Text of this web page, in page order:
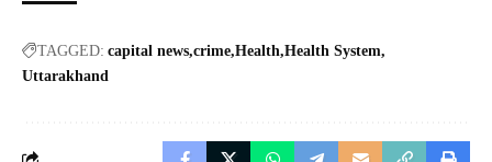
TAGGED: capital news crime Health Health System
Uttarakhand